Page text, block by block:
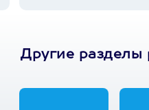
Другие разделы